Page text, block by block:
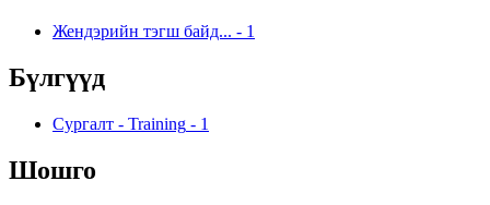
Жендэрийн тэгш байд... - 1
Бүлгүүд
Сургалт - Training - 1
Шошго